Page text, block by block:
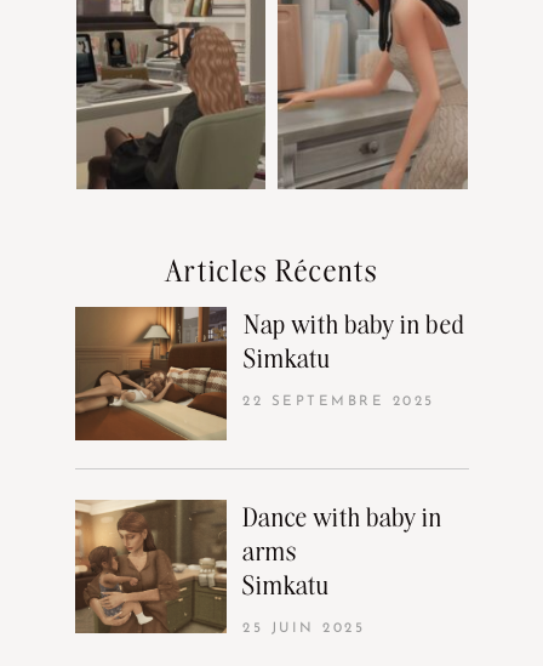
Articles Récents
Nap with baby in bed
Simkatu
22 SEPTEMBRE 2025
Dance with baby in
arms
Simkatu
25 JUIN 2025